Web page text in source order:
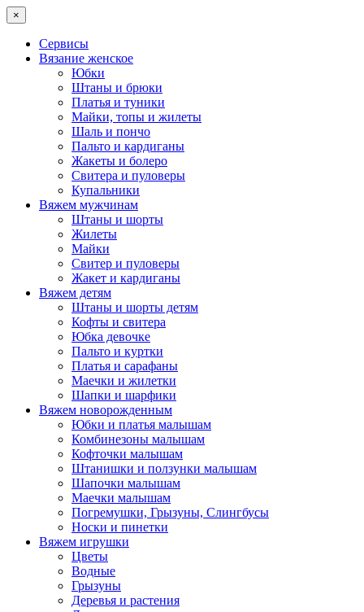
×
Сервисы
Вязание женское
Юбки
Штаны и брюки
Платья и туники
Майки, топы и жилеты
Шаль и пончо
Пальто и кардиганы
Жакеты и болеро
Свитера и пуловеры
Купальники
Вяжем мужчинам
Штаны и шорты
Жилеты
Майки
Свитер и пуловеры
Жакет и кардиганы
Вяжем детям
Штаны и шорты детям
Кофты и свитера
Юбка девочке
Пальто и куртки
Платья и сарафаны
Маечки и жилетки
Шапки и шарфики
Вяжем новорожденным
Юбки и платья малышам
Комбинезоны малышам
Кофточки малышам
Штанишки и ползунки малышам
Шапочки малышам
Маечки малышам
Погремушки, Грызуны, Слингбусы
Носки и пинетки
Вяжем игрушки
Цветы
Водные
Грызуны
Деревья и растения